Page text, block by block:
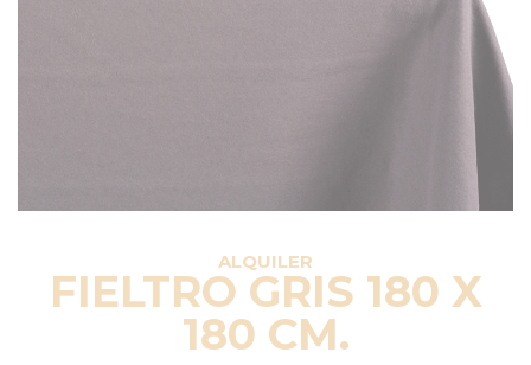
ALQUILER
FIELTRO GRIS 180 X
180 CM.